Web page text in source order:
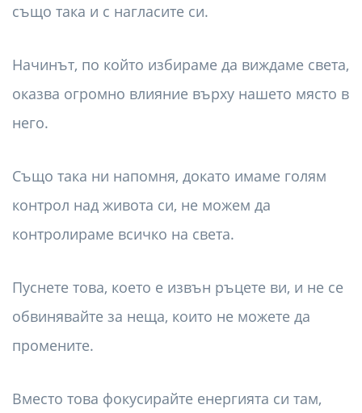
също така и с нагласите си.
Начинът, по който избираме да виждаме света,
оказва огромно влияние върху нашето място в
него.
Също така ни напомня, докато имаме голям
контрол над живота си, не можем да
контролираме всичко на света.
Пуснете това, което е извън ръцете ви, и не се
обвинявайте за неща, които не можете да
промените.
Вместо това фокусирайте енергията си там,